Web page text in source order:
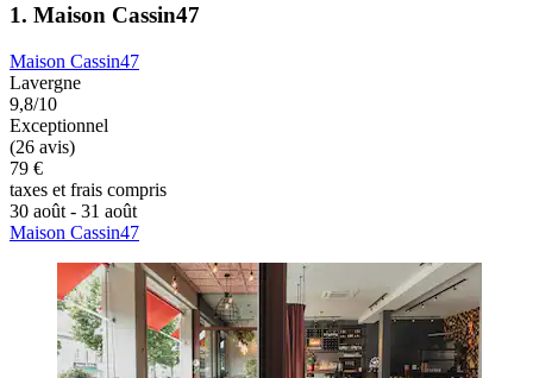
1. Maison Cassin47
Maison Cassin47
Lavergne
9,8/10
Exceptionnel
(26 avis)
79 €
taxes et frais compris
30 août - 31 août
Maison Cassin47